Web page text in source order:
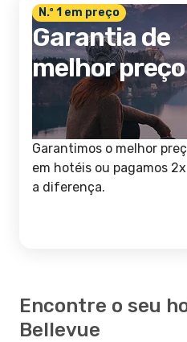
N.º 1 em preço
Garantia de
melhor preço
Garantimos o melhor
em hotéis ou pagamos 2x
a diferença.
Encontre o seu
Bellevue